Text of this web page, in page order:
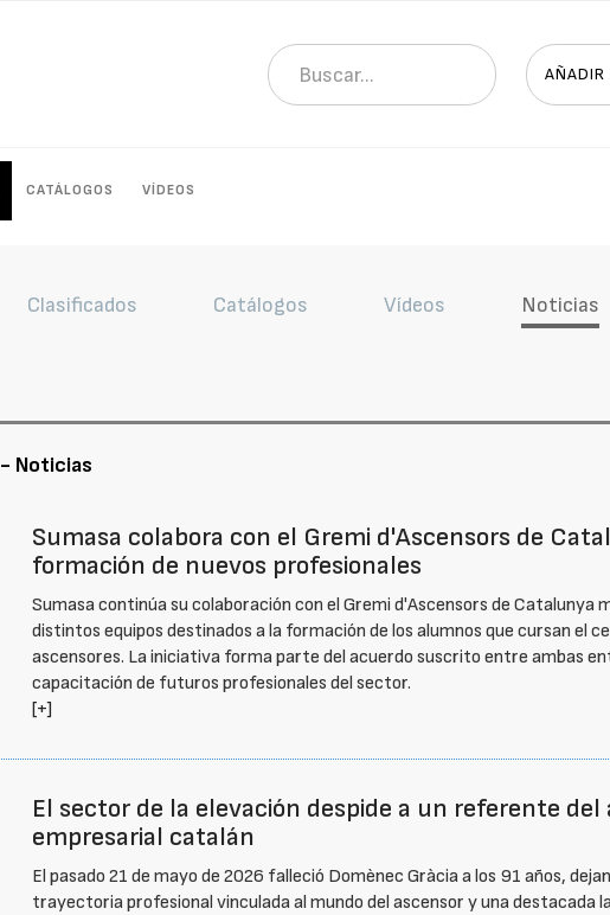
AÑADIR
CATÁLOGOS VÍDEOS
Clasificados Catálogos Vídeos Noticias
- Noticias
Sumasa colabora con el Gremi d'Ascensors de
formación de nuevos profesionales
Sumasa continúa su colaboración con el Gremi d'Ascensors de Catalunya
distintos equipos destinados a la formación de los alumnos que cursan el
ascensores. La iniciativa forma parte del acuerdo suscrito entre ambas
capacitación de futuros profesionales del sector.
[+]
El sector de la elevación despide a un referente del
empresarial catalán
El pasado 21 de mayo de 2026 falleció Domènec Gràcia a los 91 años,
trayectoria profesional vinculada al mundo del ascensor y una destacada